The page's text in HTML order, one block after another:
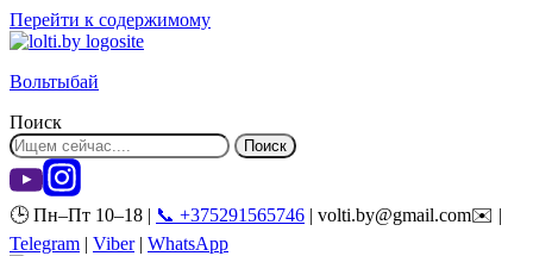
Перейти к содержимому
Вольтыбай
Поиск
Поиск
🕒 Пн–Пт 10–18 | 📞 +375291565746 | volti.by@gmail.com✉️ |
Telegram | Viber| WhatsApp